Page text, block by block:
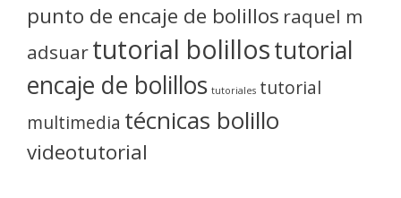
punto de encaje de bolillos raquel m
adsuartutorial bolillostutorial
encaje de bolillos tutoriales tutorial
multimedia técnicas bolillo
videotutorial